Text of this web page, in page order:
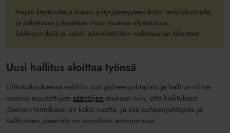
Mapin käyttöoikeus kuuluu yritysjäsenyyteen koko henkilökunnalle,
ja palvelussa julkaistaan muun muassa ohjeistuksia,
lakikysymyksiä ja kaikki Isännöintiliiton webinaarien tallenteet.
Uusi hallitus aloittaa työnsä
Liittokokouksessa valittiin uusi puheenjohtajisto ja hallitusviime
vuonna muutettujen sääntöjen mukaan niin, että hallituksen
jäsenen toimikausi on kaksi vuotta, ja osa puheenjohtajista ja
hallituksen jäsenistä on vuosittain erovuorossa.